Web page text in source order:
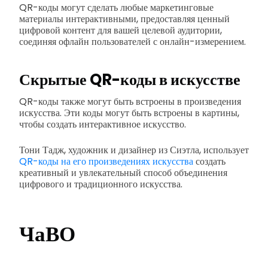
QR-коды могут сделать любые маркетинговые
материалы интерактивными, предоставляя ценный
цифровой контент для вашей целевой аудитории,
соединяя офлайн пользователей с онлайн-измерением.
Скрытые QR-коды в искусстве
QR-коды также могут быть встроены в произведения
искусства. Эти коды могут быть встроены в картины,
чтобы создать интерактивное искусство.
Тони Тадж, художник и дизайнер из Сиэтла, использует
QR-коды на его произведениях искусствасоздать
креативный и увлекательный способ объединения
цифрового и традиционного искусства.
ЧаВО